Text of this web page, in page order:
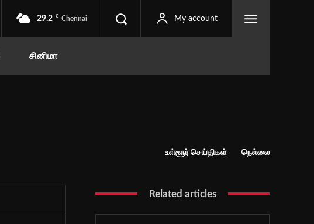
29.2 C Chennai My account
சினிமா
உள்ளூர் செய்திகள் நெல்லை
Related articles